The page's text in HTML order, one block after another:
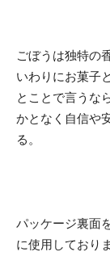
ごぼうは独特の
いわりにお菓子
とことで言うな
かとなく自信や
る。
パッケージ裏面
に使用しており